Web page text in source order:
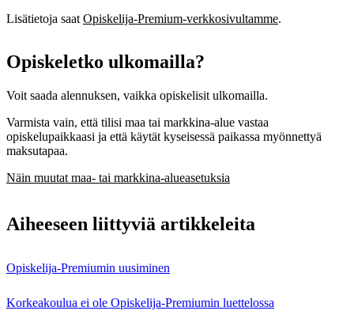
Lisätietoja saat Opiskelija‑Premium‑verkkosivultamme.
Opiskeletko ulkomailla?
Voit saada alennuksen, vaikka opiskelisit ulkomailla.
Varmista vain, että tilisi maa tai markkina‑alue vastaa
opiskelupaikkaasi ja että käytät kyseisessä paikassa myönnettyä
maksutapaa.
Näin muutat maa- tai markkina-alueasetuksia
Aiheeseen liittyviä artikkeleita
Opiskelija‑Premiumin uusiminen
Korkeakoulua ei ole Opiskelija‑Premiumin luettelossa